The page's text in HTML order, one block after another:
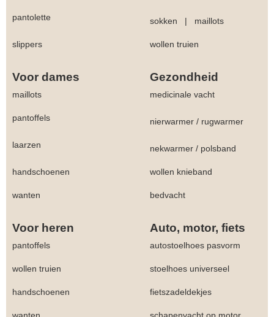
pantolette sokken | maillots
slippers wollen truien
Voor dames Gezondheid
maillots medicinale vacht
pantoffels nierwarmer / rugwarmer
laarzen nekwarmer / polsband
handschoenen wollen knieband
wanten bedvacht
Voor heren Auto, motor, fiets
pantoffels autostoelhoes pasvorm
wollen truien stoelhoes universeel
handschoenen fietszadeldekjes
wanten schapenvacht op motor